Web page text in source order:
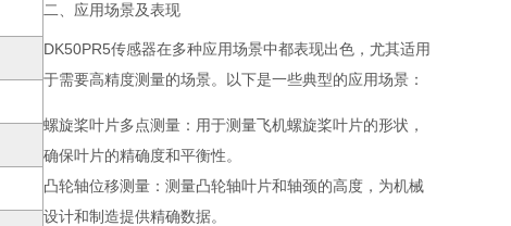
二、应用场景及表现
DK50PR5传感器在多种应用场景中都表现出色，尤其适用
于需要高精度测量的场景。以下是一些典型的应用场景：
螺旋桨叶片多点测量 ：用于测量飞机螺旋桨叶片的形状，
确保叶片的精确度和平衡性。
凸轮轴位移测量 ：测量凸轮轴叶片和轴颈的高度，为机械
设计和制造提供精确数据。